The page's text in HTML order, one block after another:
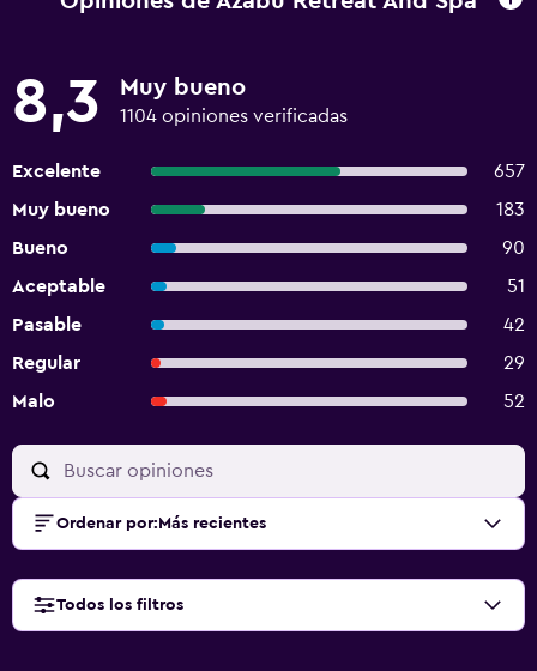
8,3 Muy bueno
1104 opiniones verificadas
Excelente
657
Muy bueno
183
Bueno
90
Aceptable
51
Pasable
42
Regular
29
Malo
52
Ordenar por: Más recientes
Todos los filtros